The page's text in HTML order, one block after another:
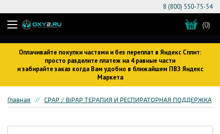
Оплачивайте покупки частями и без переплат в Яндекс Сплит:
просто разделите платеж на 4 равные части
и забирайте заказ когда Вам удобно в ближайшем ПВЗ Яндекс
Маркета
8 (800) 550-75-54
(0)
Главная CPAP / BiPAP ТЕРАПИЯ И РЕСПИРАТОРНАЯ ПОДДЕРЖКА